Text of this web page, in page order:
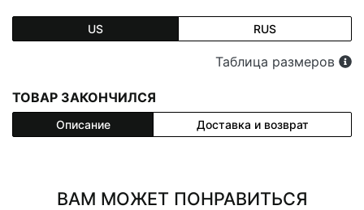
US RUS
Таблица размеров
ТОВАР ЗАКОНЧИЛСЯ
Описание Доставка и возврат
ВАМ МОЖЕТ ПОНРАВИТЬСЯ